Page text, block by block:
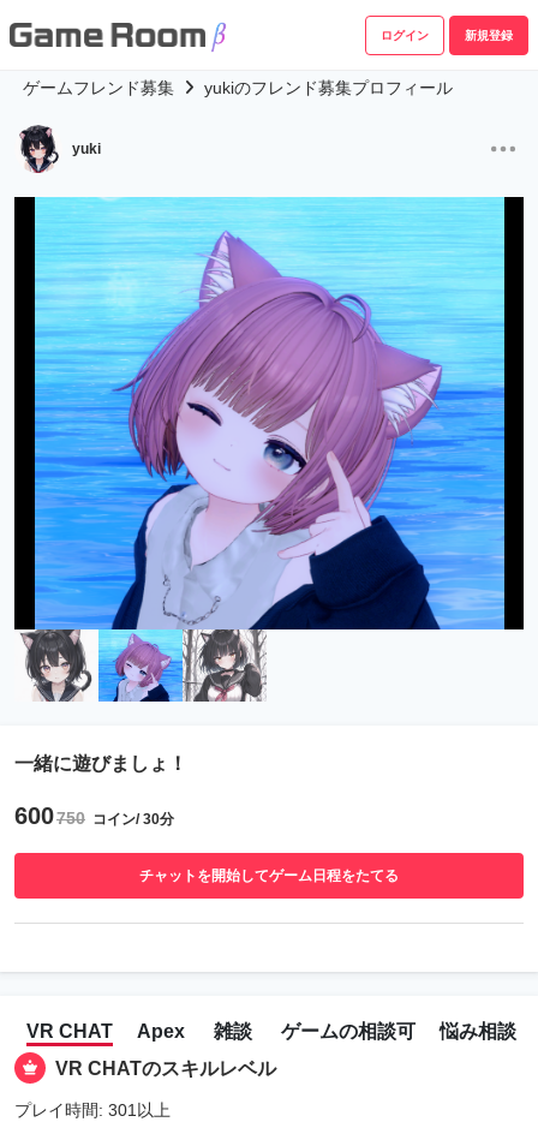
ログイン 新規登録
ゲームフレンド募集 yukiのフレンド募集プロフィール
yuki
一緒に遊びましょ！
600750 コイン/ 30分
チャットを開始してゲーム日程をたてる
VR CHAT Apex 雑談 ゲームの相談可
悩み相談
VR CHATのスキルレベル
プレイ時間: 301以上